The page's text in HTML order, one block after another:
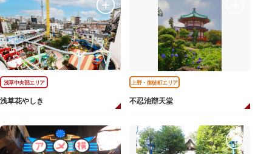
浅草中央部エリア
浅草花やしき
上野・御徒町エリア
不忍池辯天堂